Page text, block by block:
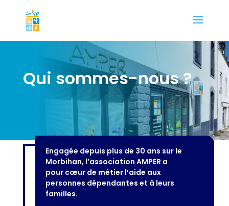
Qui sommes-nous ?
Engagée depuis plus de 30 ans sur le
Morbihan, l’association AMPER a
pour cœur de métier l’aide aux
personnes dépendantes et à leurs
familles.